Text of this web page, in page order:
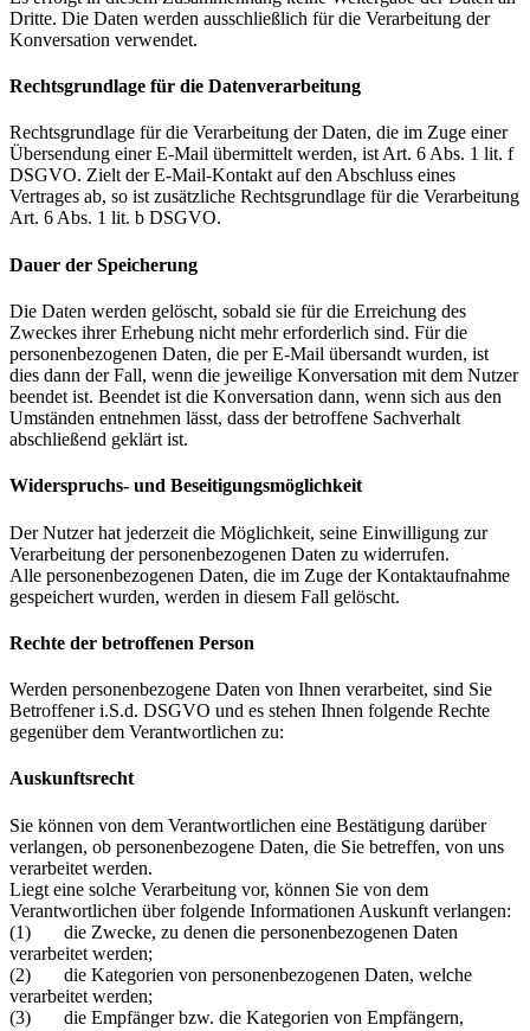
Dritte. Die Daten werden ausschließlich für die Verarbeitung der
Konversation verwendet.
Rechtsgrundlage für die Datenverarbeitung
Rechtsgrundlage für die Verarbeitung der Daten, die im Zuge einer
Übersendung einer E-Mail übermittelt werden, ist Art. 6 Abs. 1 lit. f
DSGVO. Zielt der E-Mail-Kontakt auf den Abschluss eines
Vertrages ab, so ist zusätzliche Rechtsgrundlage für die Verarbeitung
Art. 6 Abs. 1 lit. b DSGVO.
Dauer der Speicherung
Die Daten werden gelöscht, sobald sie für die Erreichung des
Zweckes ihrer Erhebung nicht mehr erforderlich sind. Für die
personenbezogenen Daten, die per E-Mail übersandt wurden, ist
dies dann der Fall, wenn die jeweilige Konversation mit dem Nutzer
beendet ist. Beendet ist die Konversation dann, wenn sich aus den
Umständen entnehmen lässt, dass der betroffene Sachverhalt
abschließend geklärt ist.
Widerspruchs- und Beseitigungsmöglichkeit
Der Nutzer hat jederzeit die Möglichkeit, seine Einwilligung zur
Verarbeitung der personenbezogenen Daten zu widerrufen.
Alle personenbezogenen Daten, die im Zuge der Kontaktaufnahme
gespeichert wurden, werden in diesem Fall gelöscht.
Rechte der betroffenen Person
Werden personenbezogene Daten von Ihnen verarbeitet, sind Sie
Betroffener i.S.d. DSGVO und es stehen Ihnen folgende Rechte
gegenüber dem Verantwortlichen zu:
Auskunftsrecht
Sie können von dem Verantwortlichen eine Bestätigung darüber
verlangen, ob personenbezogene Daten, die Sie betreffen, von uns
verarbeitet werden.
Liegt eine solche Verarbeitung vor, können Sie von dem
Verantwortlichen über folgende Informationen Auskunft verlangen:
(1) die Zwecke, zu denen die personenbezogenen Daten
verarbeitet werden;
(2) die Kategorien von personenbezogenen Daten, welche
verarbeitet werden;
(3) die Empfänger bzw. die Kategorien von Empfängern,